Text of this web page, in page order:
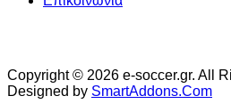
Copyright © 2026 e-soccer.gr. All
Designed by SmartAddons.Com